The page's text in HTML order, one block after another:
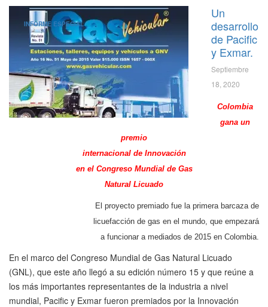
INFORME ESPECIAL
Un
desarrollo
de Pacific
y Exmar.
Septiembre
18, 2020
Colombia
gana un
premio
internacional de Innovación
en el Congreso Mundial de Gas
Natural Licuado
El proyecto premiado fue la primera barcaza de
licuefacción de gas en el mundo, que empezará
a funcionar a mediados de 2015 en Colombia.
En el marco del Congreso Mundial de Gas Natural Licuado
(GNL), que este año llegó a su edición número 15 y que reúne a
los más importantes representantes de la industria a nivel
mundial, Pacific y Exmar fueron premiados por la Innovación